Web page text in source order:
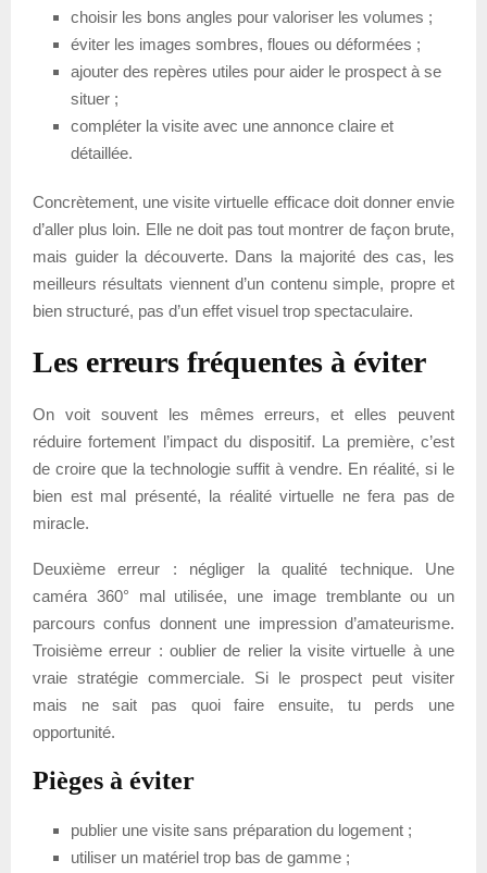
choisir les bons angles pour valoriser les volumes ;
éviter les images sombres, floues ou déformées ;
ajouter des repères utiles pour aider le prospect à se
situer ;
compléter la visite avec une annonce claire et
détaillée.
Concrètement, une visite virtuelle efficace doit donner envie
d’aller plus loin. Elle ne doit pas tout montrer de façon brute,
mais guider la découverte. Dans la majorité des cas, les
meilleurs résultats viennent d’un contenu simple, propre et
bien structuré, pas d’un effet visuel trop spectaculaire.
Les erreurs fréquentes à éviter
On voit souvent les mêmes erreurs, et elles peuvent
réduire fortement l’impact du dispositif. La première, c’est
de croire que la technologie suffit à vendre. En réalité, si le
bien est mal présenté, la réalité virtuelle ne fera pas de
miracle.
Deuxième erreur : négliger la qualité technique. Une
caméra 360° mal utilisée, une image tremblante ou un
parcours confus donnent une impression d’amateurisme.
Troisième erreur : oublier de relier la visite virtuelle à une
vraie stratégie commerciale. Si le prospect peut visiter
mais ne sait pas quoi faire ensuite, tu perds une
opportunité.
Pièges à éviter
publier une visite sans préparation du logement ;
utiliser un matériel trop bas de gamme ;